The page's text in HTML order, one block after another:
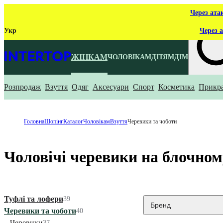
Через
Укр Через
ЖІНКАМЧОЛОВІКАМДІТЯМДІМ
Що ти
Розпродаж Взуття Одяг Аксесуари Спорт Косметика
ГоловнаШопінгКаталогЧоловікамВзуттяЧеревики та чоботи
Чоловічі черевики на
Туфлі та лофери39
Черевики та чоботи40
Бренд